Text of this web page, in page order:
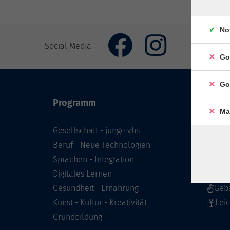
Social Media
Programm
Gesellschaft - junge vhs
Beruf - Neue Technologien
Sprachen - Integration
Digitales Lernen
Gesundheit - Ernährung
Kunst - Kultur - Kreativität
Grundbildung